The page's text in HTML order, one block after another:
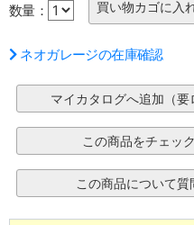
数量：
ネオガレージの在庫確認